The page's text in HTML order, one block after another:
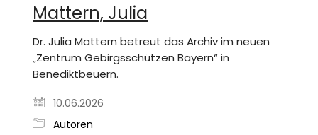
Mattern, Julia
Dr. Julia Mattern betreut das Archiv im neuen
„Zentrum Gebirgsschützen Bayern“ in
Benediktbeuern.
10.06.2026
Autoren